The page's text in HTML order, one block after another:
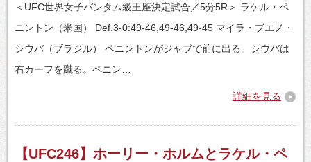
＜UFC世界女子バンタム級王座決定試合／5分5R＞ ラケル・ペ
ニントン（米国） Def.3-0:49-46,49-46,49-45 マイラ・ブエノ・
シウバ（ブラジル） ペニントンがジャブで前に出る。シウバは
右カーフを蹴る。ペニン…
詳細を見る
【UFC246】ホーリー・ホルムとラケル・ペ